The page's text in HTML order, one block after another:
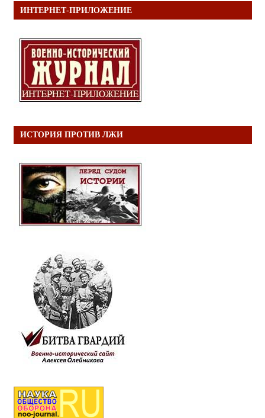
ИНТЕРНЕТ-ПРИЛОЖЕНИЕ
ИСТОРИЯ ПРОТИВ ЛЖИ